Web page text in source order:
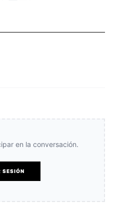
en la conversación.
SESIÓN